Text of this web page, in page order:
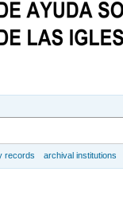
records archival institutions